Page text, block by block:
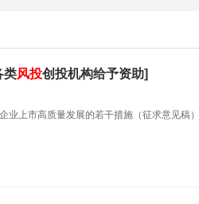
类风投创投机构给予资助]
上市高质量发展的若干措施（征求意见稿